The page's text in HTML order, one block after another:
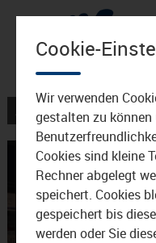
AKTUELLES
Cookie-
Wir verwenden
gestalten zu
Cookies sind kleine
Rechner abgelegt
speichert. Cookies
gespeichert bis
werden oder Sie